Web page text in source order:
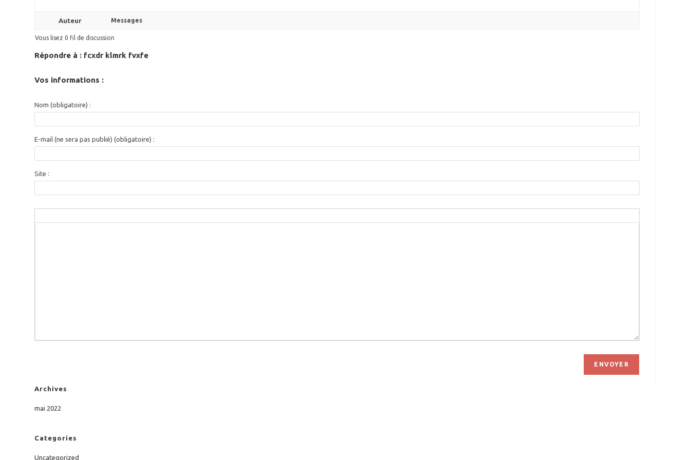
Auteur Messages
Vous lisez 0 fil de discussion
Répondre à : fcxdr klmrk fvxfe
Vos informations :
Nom (obligatoire) :
E-mail (ne sera pas publié) (obligatoire) :
Site :
ENVOYER
Archives
mai 2022
Categories
Uncategorized